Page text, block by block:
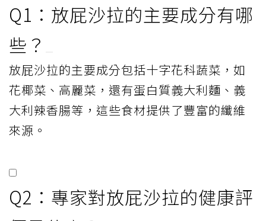
Q1：放屁沙拉的主要成分有哪
些？
放屁沙拉的主要成分包括十字花科蔬菜，如
花椰菜、高麗菜，還有蛋白質義大利麵、義
大利辣香腸等，這些食材提供了豐富的纖維
來源。
Q2：專家對放屁沙拉的健康評